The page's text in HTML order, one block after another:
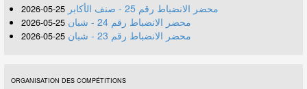
محضر الانضباط رقم 25 - صنف الأكابر 25-05-2026
محضر الانضباط رقم 24 - شبان 25-05-2026
محضر الانضباط رقم 23 - شبان 25-05-2026
ORGANISATION DES COMPÉTITIONS